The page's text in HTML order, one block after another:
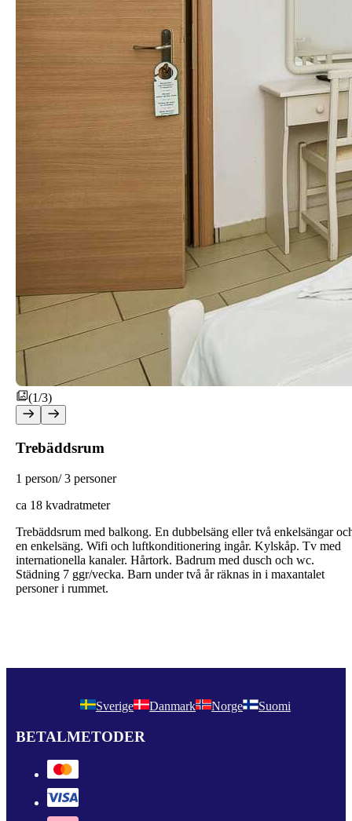
(1/3)
Trebäddsrum
1 person/ 3 personer
ca 18 kvadratmeter
Trebäddsrum med balkong. En dubbelsäng eller två enkelsängar
en enkelsäng. Wifi och luftkonditionering ingår. Kylskåp. Tv med
internationella kanaler. Hårtork. Badrum med dusch och wc.
Städning 7 ggr/vecka. Barn under två år räknas in i maxantalet
personer i rummet.
Sverige Danmark Norge Suomi
BETALMETODER